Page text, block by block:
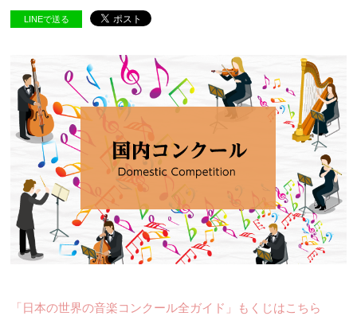
LINEで送る
「日本の世界の音楽コンクール全ガイド」もくじはこちら